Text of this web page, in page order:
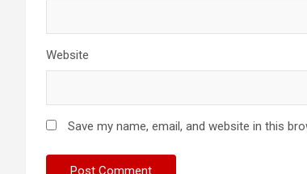
Website
Save my name, email, and website in this